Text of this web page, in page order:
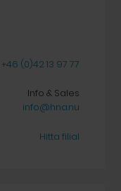
+46 (0)42 13 97 77
Info & Sales
info@hna.nu
Hitta filial